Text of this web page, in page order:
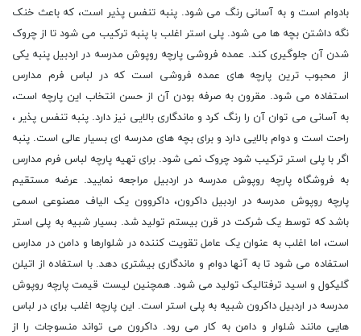
بادوام است و به آسانی رنگ می شود. پنبه تنفس پذیر است، که باعث خنک
نگه داشتن بچه ها می شود. پلی استر اغلب با پنبه ترکیب می شود تا از چروک
شدن آن جلوگیری کند. عمده فروشی پارچه روپوش مدرسه در اردبیل پنبه یکی
از محبوب ترین پارچه های عمده فروشی است که در لباس فرم مدارس
استفاده می شود. مقرون به صرفه بودن آن از حسن انتخاب این پارچه است،
به آسانی می توان آن را رنگ کرد و ماندگاری بالایی نیز دارد. پنبه تنفس پذیر ،
راحت است و دوام بالایی دارد و برای بچه های مدرسه ای بسیار عالی است. پنبه
اگر با پلی استر ترکیب شود چروک نمی شود. برای تهیه پارچه لباس فرم مدارس
به فروشگاه پارچه روپوش مدرسه در اردبیل مراجعه نمایید. عرضه مستقیم
پارچه روپوش مدرسه در اردبیل داکرون، داکروون یک الیاف مصنوعی اسمی
باشد که توسط یک شرکت در قرن بیستم تولید شد. بسیار شبیه به پلی استر
است، اما اغلب به عنوان یک عامل تقویت کننده در شلوارها و دامن در مدارس
استفاده می شود تا به آنها دوام و ماندگاری بیشتری دهد. با استفاده از اتیلن
گلیکول و اسید ترفتالیک تولید می شود. همچنین لیست قیمت پارچه روپوش
مدرسه در اردبیل داکرون شبیه به پلی استر است. این پارچه اغلب برای در لباس
هایی مانند شلوار و دامن به کار می رود. داکرون می تواند منسوجات را از